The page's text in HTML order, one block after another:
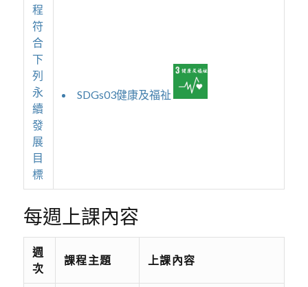
程
符
合
下
列
永
續
發
展
目
標
SDGs03健康及福祉
每週上課內容
週
次
課程主題 上課內容